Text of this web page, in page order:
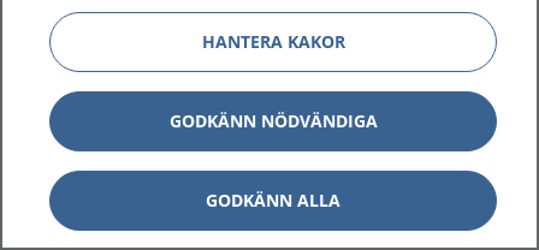
HANTERA KAKOR
GODKÄNN NÖDVÄNDIGA
GODKÄNN ALLA